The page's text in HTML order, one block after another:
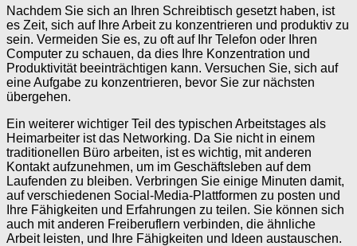
Nachdem Sie sich an Ihren Schreibtisch gesetzt haben, ist
es Zeit, sich auf Ihre Arbeit zu konzentrieren und produktiv zu
sein. Vermeiden Sie es, zu oft auf Ihr Telefon oder Ihren
Computer zu schauen, da dies Ihre Konzentration und
Produktivität beeinträchtigen kann. Versuchen Sie, sich auf
eine Aufgabe zu konzentrieren, bevor Sie zur nächsten
übergehen.
Ein weiterer wichtiger Teil des typischen Arbeitstages als
Heimarbeiter ist das Networking. Da Sie nicht in einem
traditionellen Büro arbeiten, ist es wichtig, mit anderen
Kontakt aufzunehmen, um im Geschäftsleben auf dem
Laufenden zu bleiben. Verbringen Sie einige Minuten damit,
auf verschiedenen Social-Media-Plattformen zu posten und
Ihre Fähigkeiten und Erfahrungen zu teilen. Sie können sich
auch mit anderen Freiberuflern verbinden, die ähnliche
Arbeit leisten, und Ihre Fähigkeiten und Ideen austauschen.